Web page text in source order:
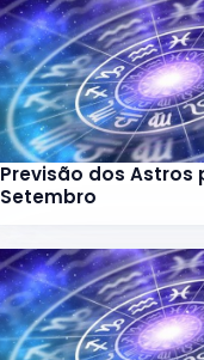
Previsão dos Astros
Setembro